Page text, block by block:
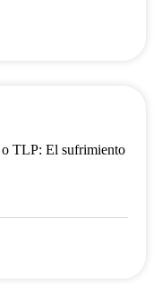
o TLP: El sufrimiento